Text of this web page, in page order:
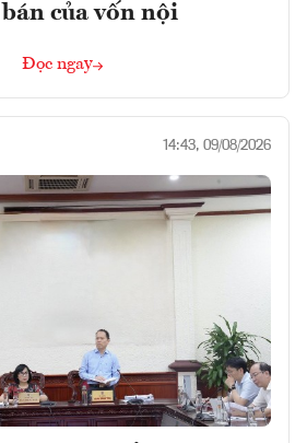
của vốn nội
Đọc ngay
14:43, 09/08/2026